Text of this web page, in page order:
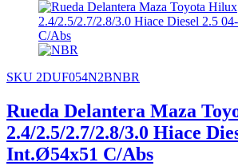
SKU 2DUF054N2BNBR
Rueda Delantera Maza
2.4/2.5/2.7/2.8/3.0 Hiace
Int.Ø54x51 C/Abs